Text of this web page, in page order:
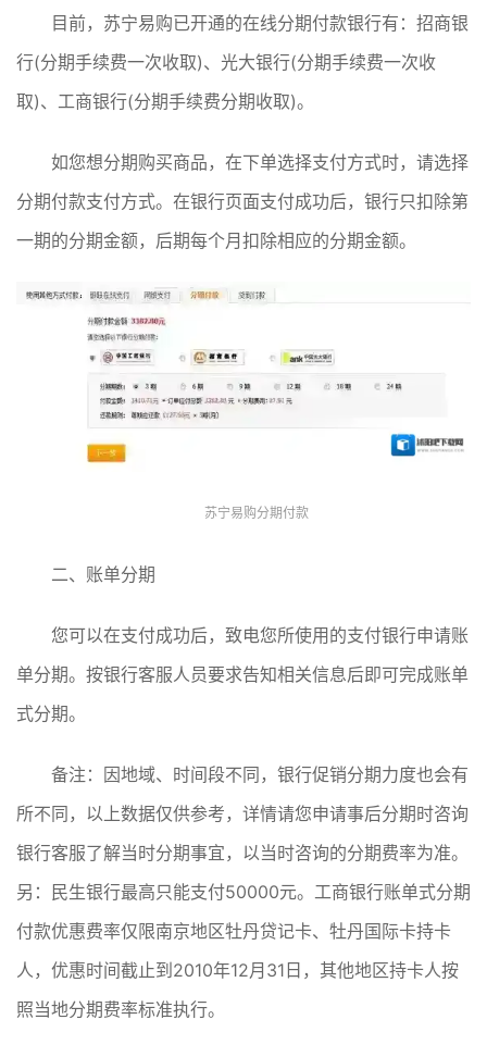
目前，苏宁易购已开通的在线分期付款银行有：招商银
行(分期手续费一次收取)、光大银行(分期手续费一次收
取)、工商银行(分期手续费分期收取)。
如您想分期购买商品，在下单选择支付方式时，请选择
分期付款支付方式。在银行页面支付成功后，银行只扣除第
一期的分期金额，后期每个月扣除相应的分期金额。
苏宁易购分期付款
二、账单分期
您可以在支付成功后，致电您所使用的支付银行申请账
单分期。按银行客服人员要求告知相关信息后即可完成账单
式分期。
备注：因地域、时间段不同，银行促销分期力度也会有
所不同，以上数据仅供参考，详情请您申请事后分期时咨询
银行客服了解当时分期事宜，以当时咨询的分期费率为准。
另：民生银行最高只能支付50000元。工商银行账单式分期
付款优惠费率仅限南京地区牡丹贷记卡、牡丹国际卡持卡
人，优惠时间截止到2010年12月31日，其他地区持卡人按
照当地分期费率标准执行。